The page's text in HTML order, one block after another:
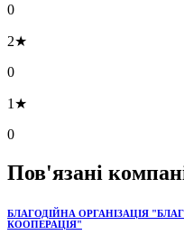
0
2★
0
1★
0
Пов'язані
БЛАГОДІЙНА ОРГАНІЗАЦІЯ
КООПЕРАЦІЯ"